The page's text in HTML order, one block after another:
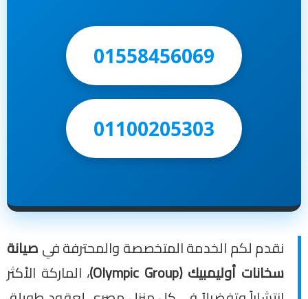
01558456069
01100205303
نقدم لكم الخدمة المتخصصة والمحترفة فيصيانة
سخانات أوليمبيك (Olympic Group)
، الماركة الأكثر